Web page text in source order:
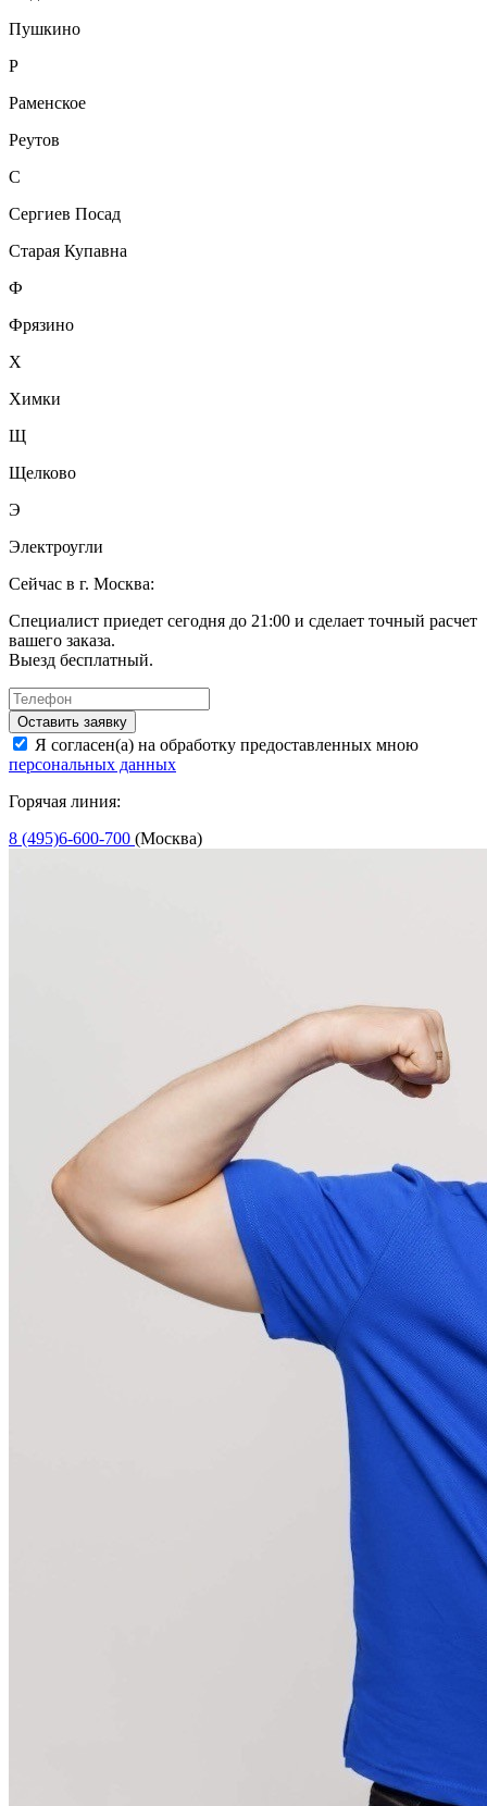
Пушкино
Р
Раменское
Реутов
С
Сергиев Посад
Старая Купавна
Ф
Фрязино
Х
Химки
Щ
Щелково
Э
Электроугли
Сейчас в г. Москва:
Специалист приедет сегодня до 21:00 и сделает точный расчет
вашего заказа.
Выезд бесплатный.
Оставить заявку
Я согласен(а) на обработку предоставленных мною
персональных данных
Горячая линия:
8 (495)6-600-700 (Москва)